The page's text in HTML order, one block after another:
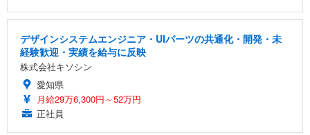
デザインシステムエンジニア・UIパーツの共通化・開発・未
経験歓迎・実績を給与に反映
株式会社キソシン
愛知県
月給29万6,300円～52万円
正社員